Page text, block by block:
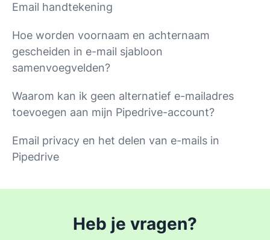
Email handtekening
Hoe worden voornaam en achternaam
gescheiden in e-mail sjabloon
samenvoegvelden?
Waarom kan ik geen alternatief e-mailadres
toevoegen aan mijn Pipedrive-account?
Email privacy en het delen van e-mails in
Pipedrive
Heb je vragen?